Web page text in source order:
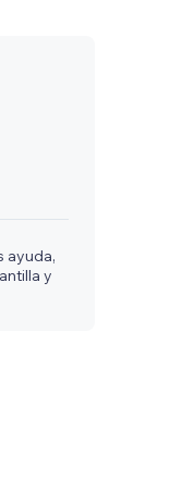
ayuda,
y